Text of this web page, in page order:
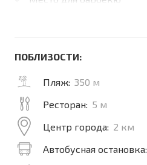
ПОБЛИЗОСТИ:
Пляж: 350 м
Ресторан: 5 м
Центр города: 2 км
Автобусная остановка: